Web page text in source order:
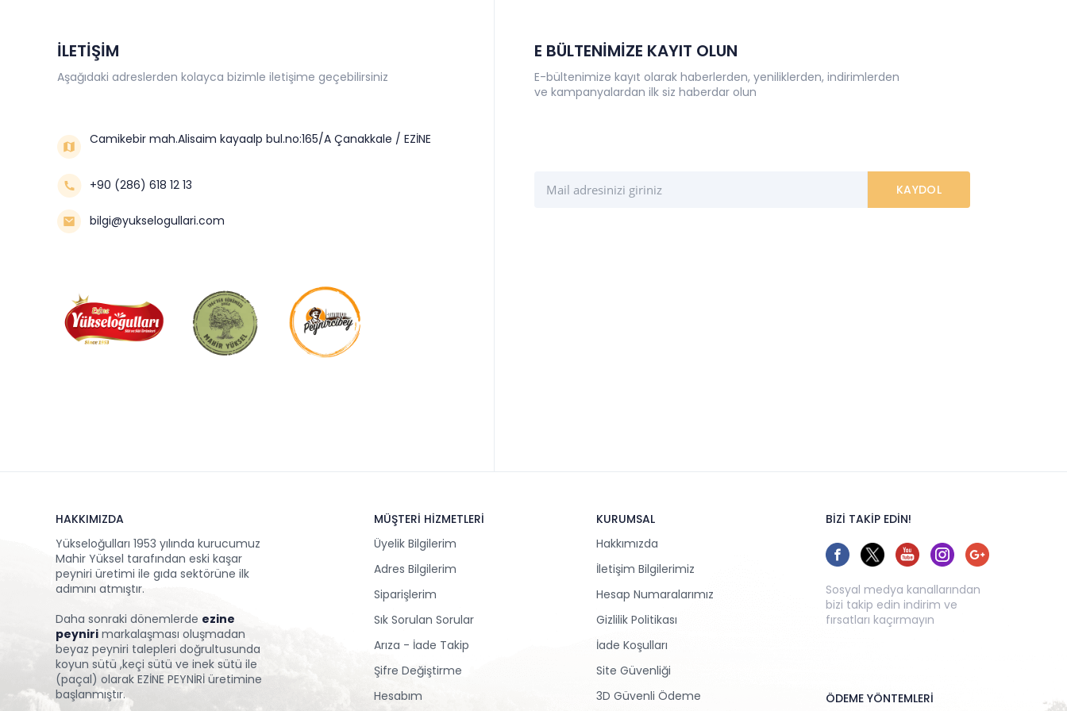
İLETİŞİM
Aşağıdaki adreslerden kolayca bizimle iletişime geçebilirsiniz
Camikebir mah.Alisaim kayaalp bul.no:165/A Çanakkale / EZİNE
+90 (286) 618 12 13
bilgi@yukselogullari.com
E BÜLTENİMİZE KAYIT OLUN
E-bültenimize kayıt olarak haberlerden, yeniliklerden, indirimlerden
ve kampanyalardan ilk siz haberdar olun
HAKKIMIZDA
Yükseloğulları 1953 yılında kurucumuz
Mahir Yüksel tarafından eski kaşar
peyniri üretimi ile gıda sektörüne ilk
adımını atmıştır.
Daha sonraki dönemlerde ezine
peynirimarkalaşması oluşmadan
beyaz peyniri talepleri doğrultusunda
koyun sütü ,keçi sütü ve inek sütü ile
(paçal) olarak EZİNE PEYNİRİ üretimine
başlanmıştır.
MÜŞTERİ HİZMETLERİ
Üyelik Bilgilerim
Adres Bilgilerim
Siparişlerim
Sık Sorulan Sorular
Arıza - İade Takip
Şifre Değiştirme
Hesabım
KURUMSAL
Hakkımızda
İletişim Bilgilerimiz
Hesap Numaralarımız
Gizlilik Politikası
İade Koşulları
Site Güvenliği
3D Güvenli Ödeme
BİZİ TAKİP EDİN!
Sosyal medya kanallarından
bizi takip edin indirim ve
fırsatları kaçırmayın
ÖDEME YÖNTEMLERİ